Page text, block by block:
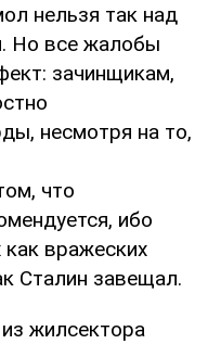
нельзя так над
Но все жалобы
зачинщикам,
несмотря на то,
что
ибо
вражеских
Сталин завещал.
жилсектора